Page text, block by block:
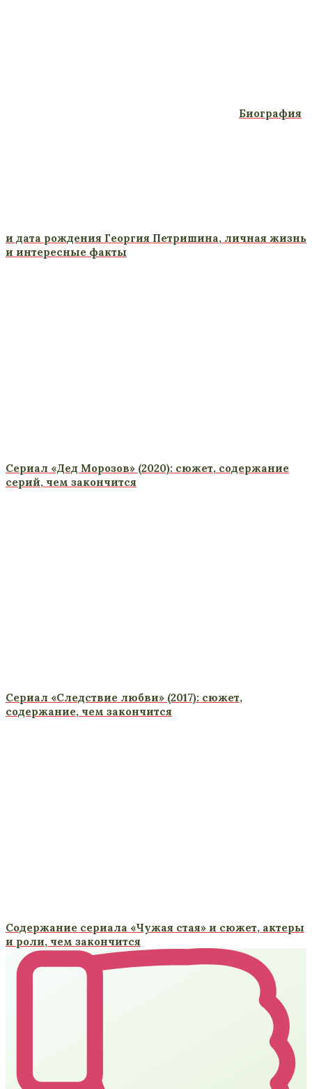
Биография
и дата рождения Георгия Петришина, личная жизнь
и интересные факты
Сериал «Дед Морозов» (2020): сюжет, содержание
серий, чем закончится
Сериал «Следствие любви» (2017): сюжет,
содержание, чем закончится
Содержание сериала «Чужая стая» и сюжет, актеры
и роли, чем закончится